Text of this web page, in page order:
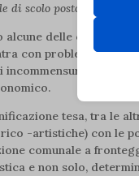
di scolo posto alla sua
alcune delle criticità
con problematiche
tesa, tra le
-artistiche) con le
comunale a
e non solo,
_iub_cs-*
I